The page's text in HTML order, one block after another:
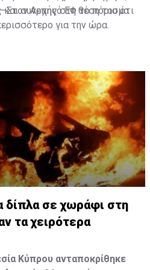
συνεπής στη θέση του ότι
για την ώρα.
Αρχηγό ΕΦ το πόρισμα
δίπλα σε χωράφι στη
τα χειρότερα
Κύπρου ανταποκρίθηκε